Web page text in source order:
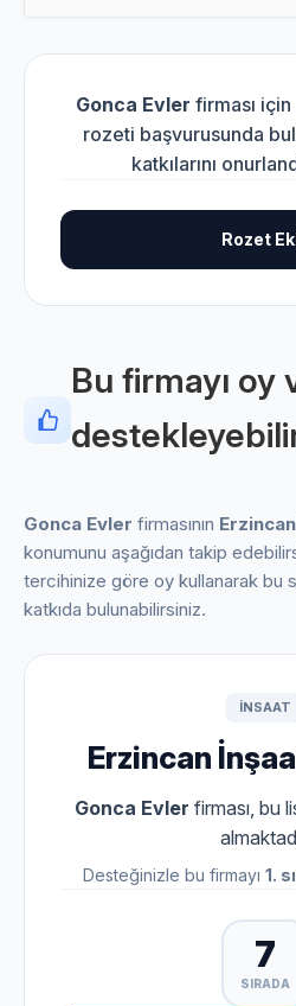
Gonca Evler firması
rozeti başvurusunda
katkılarını
Rozet
Bu firmayı oy
Gonca Evler firmasının Erzincan
konumunu aşağıdan takip
tercihinize göre oy kullanarak bu
katkıda bulunabilirsiniz.
INSAAT
Erzincan
Gonca Evler firması, bu
Desteğinizle bu firmayı 1.
7
SIRADA